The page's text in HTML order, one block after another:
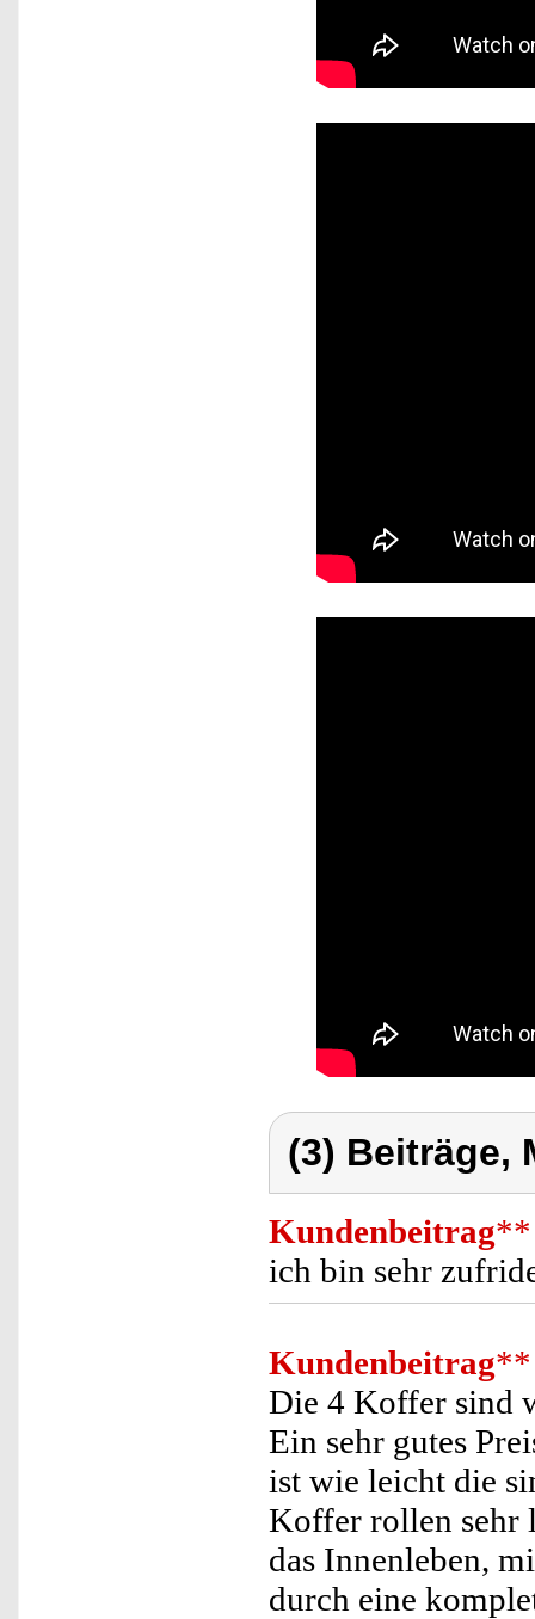
(3) Beiträge,
Kundenbeitrag**
ich bin sehr
Kundenbeitrag**
Die 4 Koffer sind
Ein sehr gutes
ist wie leicht die
Koffer rollen sehr
das Innenleben,
durch eine